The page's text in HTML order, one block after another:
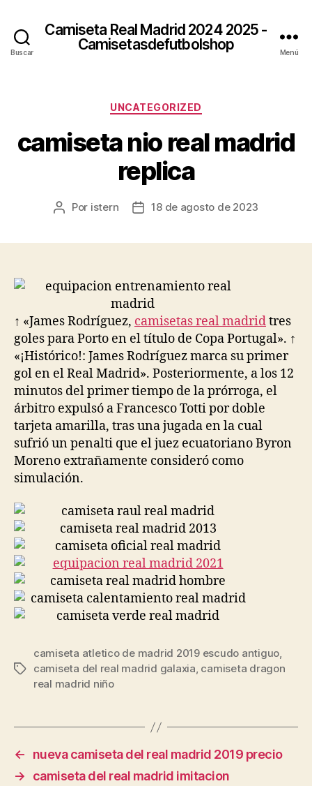
Buscar
Camiseta Real Madrid 2024 2025 -
Camisetasdefutbolshop
Menú
Categorías
UNCATEGORIZED
camiseta nio real madrid
replica
Autor
Por istern
Fecha18 de agosto de 2023
↑ «James Rodríguez, camisetas real madridtres
goles para Porto en el título de Copa Portugal». ↑
«¡Histórico!: James Rodríguez marca su primer
gol en el Real Madrid». Posteriormente, a los 12
minutos del primer tiempo de la prórroga, el
árbitro expulsó a Francesco Totti por doble
tarjeta amarilla, tras una jugada en la cual
sufrió un penalti que el juez ecuatoriano Byron
Moreno extrañamente consideró como
simulación.
Etiquetas
camiseta atletico de madrid 2019 escudo antiguo,
camiseta del real madrid galaxia, camiseta dragon
real madrid niño
←
nueva camiseta del real madrid 2019 precio
→
camiseta del real madrid imitacion